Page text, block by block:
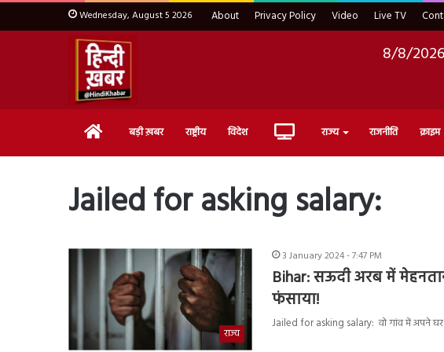
Wednesday, August 5 2026 About Privacy Policy Video Live TV
8/8/
Home बड़ी ख़बर राष्ट्रीय विदेश Live राज्य राजनीति क्राइम
Jailed for asking salary:
राज्य
3 January 2024 - 7:47 PM
Bihar: सऊदी अरब में
फंसाया!
Jailed for asking salary: वो गांव में अपने